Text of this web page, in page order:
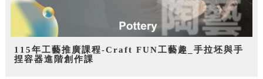
115年工藝推廣課程-Craft FUN工藝趣_手拉坯與手
捏容器進階創作課